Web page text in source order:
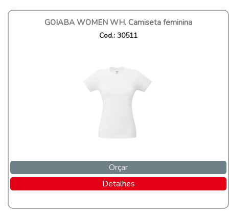
GOIABA WOMEN WH. Camiseta feminina
Cod.: 30511
Orçar
Detalhes